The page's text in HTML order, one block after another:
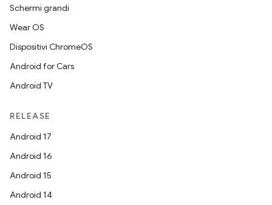
Schermi grandi
Wear OS
Dispositivi ChromeOS
Android for Cars
Android TV
RELEASE
Android 17
Android 16
Android 15
Android 14